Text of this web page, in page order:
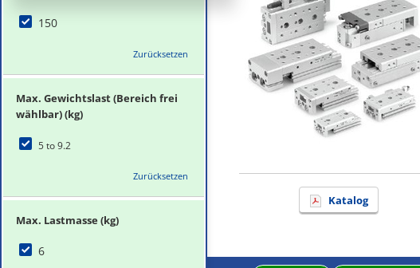
150
Zurücksetzen
Max. Gewichtslast (Bereich frei
wählbar) (kg)
5 to 9.2
Zurücksetzen
Max. Lastmasse (kg)
6
Katalog